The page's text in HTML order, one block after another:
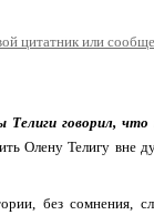
цитатник или
говорил,
Олену Телигу вне
без сомнения,